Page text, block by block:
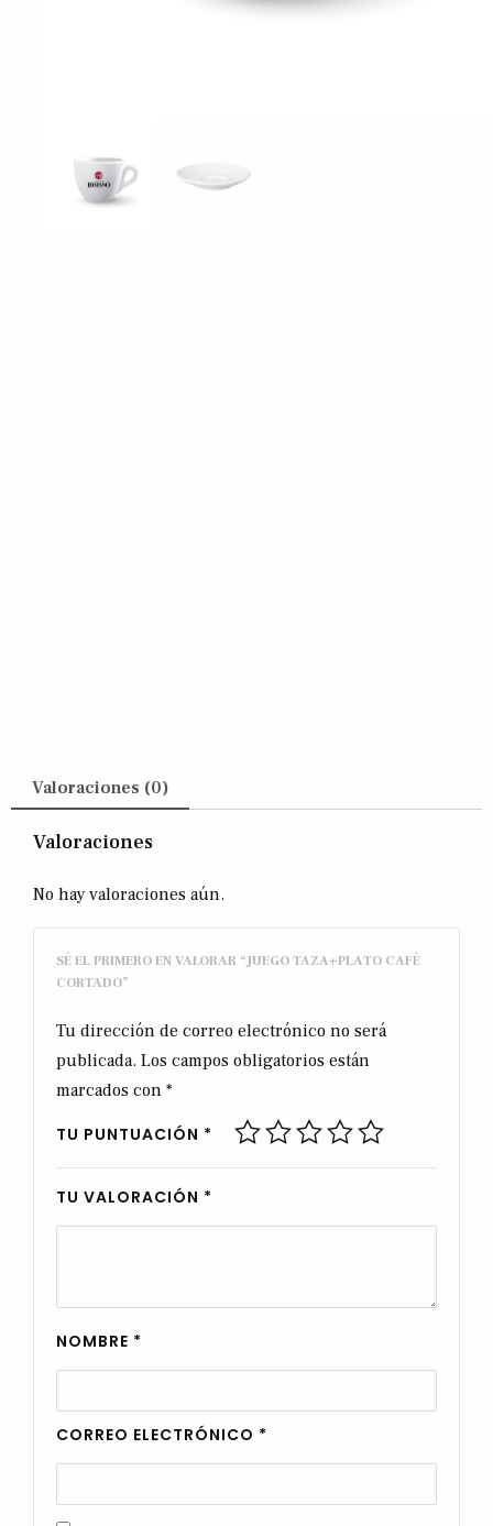
Valoraciones (0)
Valoraciones
No hay valoraciones aún.
SÉ EL PRIMERO EN VALORAR “JUEGO TAZA+PLATO CAFÉ
CORTADO”
Tu dirección de correo electrónico no será
publicada. Los campos obligatorios están
marcados con *
TU PUNTUACIÓN *
TU VALORACIÓN *
NOMBRE *
CORREO ELECTRÓNICO *